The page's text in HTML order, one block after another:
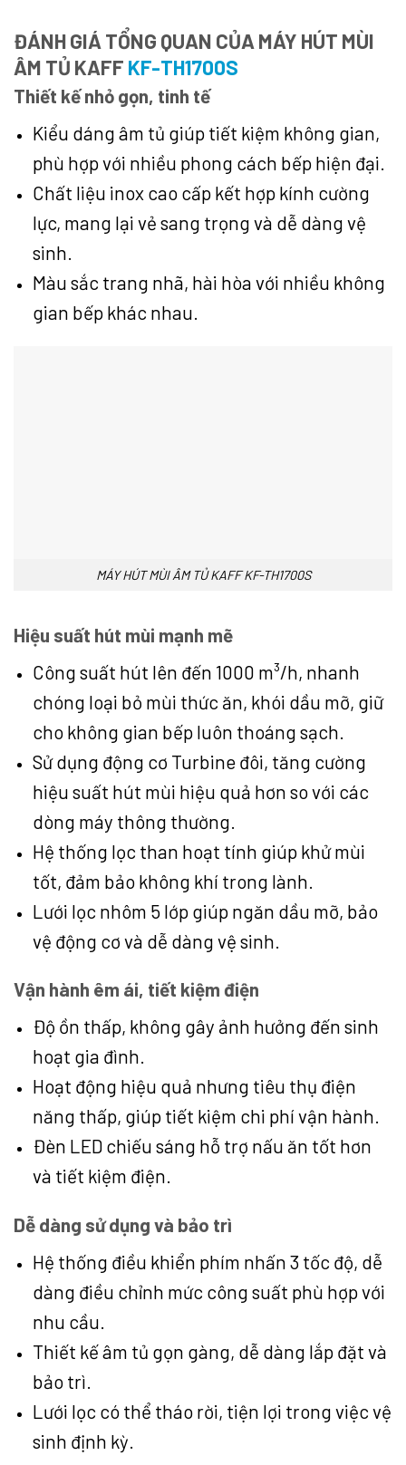
ĐÁNH GIÁ TỔNG QUAN CỦA MÁY HÚT MÙI
ÂM TỦ KAFF KF-TH1700S
Thiết kế nhỏ gọn, tinh tế
Kiểu dáng âm tủ giúp tiết kiệm không gian,
phù hợp với nhiều phong cách bếp hiện đại.
Chất liệu inox cao cấp kết hợp kính cường
lực, mang lại vẻ sang trọng và dễ dàng vệ
sinh.
Màu sắc trang nhã, hài hòa với nhiều không
gian bếp khác nhau.
MÁY HÚT MÙI ÂM TỦ KAFF KF-TH1700S
Hiệu suất hút mùi mạnh mẽ
Công suất hút lên đến 1000 m³/h, nhanh
chóng loại bỏ mùi thức ăn, khói dầu mỡ, giữ
cho không gian bếp luôn thoáng sạch.
Sử dụng động cơ Turbine đôi, tăng cường
hiệu suất hút mùi hiệu quả hơn so với các
dòng máy thông thường.
Hệ thống lọc than hoạt tính giúp khử mùi
tốt, đảm bảo không khí trong lành.
Lưới lọc nhôm 5 lớp giúp ngăn dầu mỡ, bảo
vệ động cơ và dễ dàng vệ sinh.
Vận hành êm ái, tiết kiệm điện
Độ ồn thấp, không gây ảnh hưởng đến sinh
hoạt gia đình.
Hoạt động hiệu quả nhưng tiêu thụ điện
năng thấp, giúp tiết kiệm chi phí vận hành.
Đèn LED chiếu sáng hỗ trợ nấu ăn tốt hơn
và tiết kiệm điện.
Dễ dàng sử dụng và bảo trì
Hệ thống điều khiển phím nhấn 3 tốc độ, dễ
dàng điều chỉnh mức công suất phù hợp với
nhu cầu.
Thiết kế âm tủ gọn gàng, dễ dàng lắp đặt và
bảo trì.
Lưới lọc có thể tháo rời, tiện lợi trong việc vệ
sinh định kỳ.